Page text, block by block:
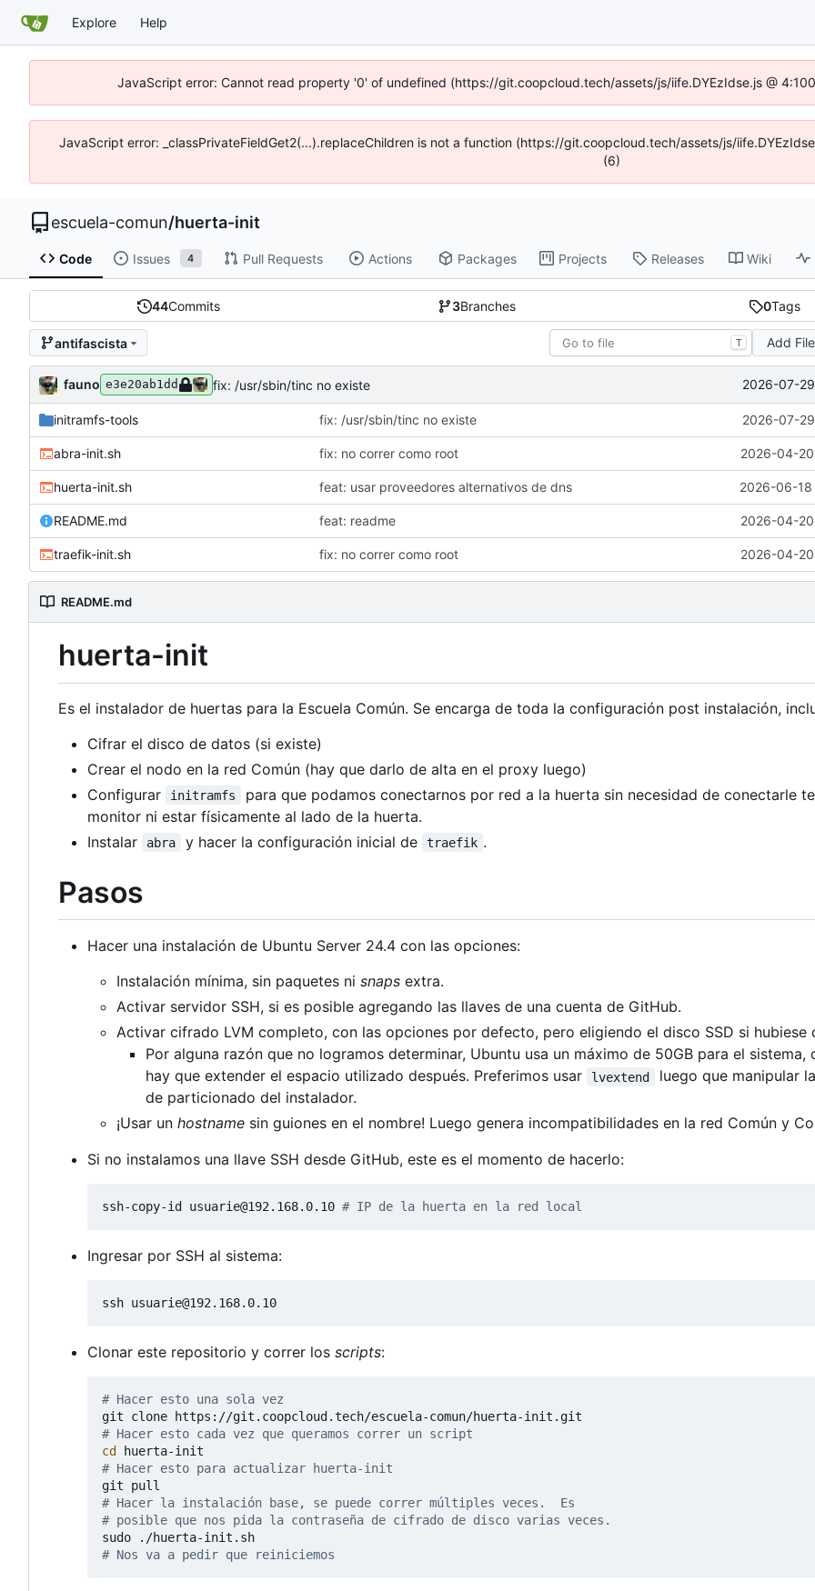
Explore Help
JavaScript error: Cannot read property '0' of undefined (https://git.coopcloud.tech/assets/js/iife.DYEzIdse.js @
JavaScript error: _classPrivateFieldGet2(...).replaceChildren is not a function (https://git.coopcloud.tech/assets/js/
(6)
escuela-comun/huerta-init
Code Issues 4 Pull Requests Actions Packages Projects Releases Wiki
44Commits 3Branches 0Tags
antifascista T Add File
fauno e3e20ab1dd fix: /usr/sbin/tinc no existe 2026-07-
initramfs-tools fix: /usr/sbin/tinc no existe 2026-07-
abra-init.sh fix: no correr como root 2026-04-
huerta-init.sh feat: usar proveedores alternativos de dns 2026-06-
README.md feat: readme 2026-04-
traefik-init.sh fix: no correr como root 2026-04-
README.md
huerta-init
Es el instalador de huertas para la Escuela Común. Se encarga de toda la configuración post instalación,
Cifrar el disco de datos (si existe)
Crear el nodo en la red Común (hay que darlo de alta en el proxy luego)
Configurar
initramfs
para que podamos conectarnos por red a la huerta sin necesidad de conectarle
monitor ni estar físicamente al lado de la huerta.
Instalar
abra y hacer la configuración inicial de traefik .
Pasos
Hacer una instalación de Ubuntu Server 24.4 con las opciones:
Instalación mínima, sin paquetes ni snaps extra.
Activar servidor SSH, si es posible agregando las llaves de una cuenta de GitHub.
Activar cifrado LVM completo, con las opciones por defecto, pero eligiendo el disco SSD si hubiese
Por alguna razón que no logramos determinar, Ubuntu usa un máximo de 50GB para el sistema,
hay que extender el espacio utilizado después. Preferimos usar
lvextend
luego que manipular
de particionado del instalador.
¡Usar un hostname sin guiones en el nombre! Luego genera incompatibilidades en la red Común y
Si no instalamos una llave SSH desde GitHub, este es el momento de hacerlo:
ssh-copy-id usuarie@192.168.0.10 # IP de la huerta en la red local
Ingresar por SSH al sistema:
Clonar este repositorio y correr los scripts:
# Hacer esto una sola vez
# Hacer esto cada vez que queramos correr un script
cd
# Hacer esto para actualizar huerta-init
# Hacer la instalación base, se puede correr múltiples veces.  Es
# posible que nos pida la contraseña de cifrado de disco varias veces.
# Nos va a pedir que reiniciemos